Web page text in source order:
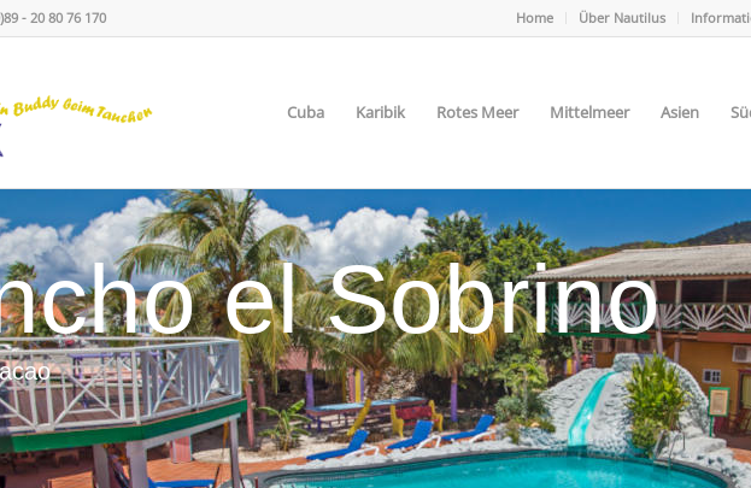
Home Über Nautilus
- 20 80 76 170
Cuba Karibik Rotes Meer Mittelmeer Asien
el Sobrino